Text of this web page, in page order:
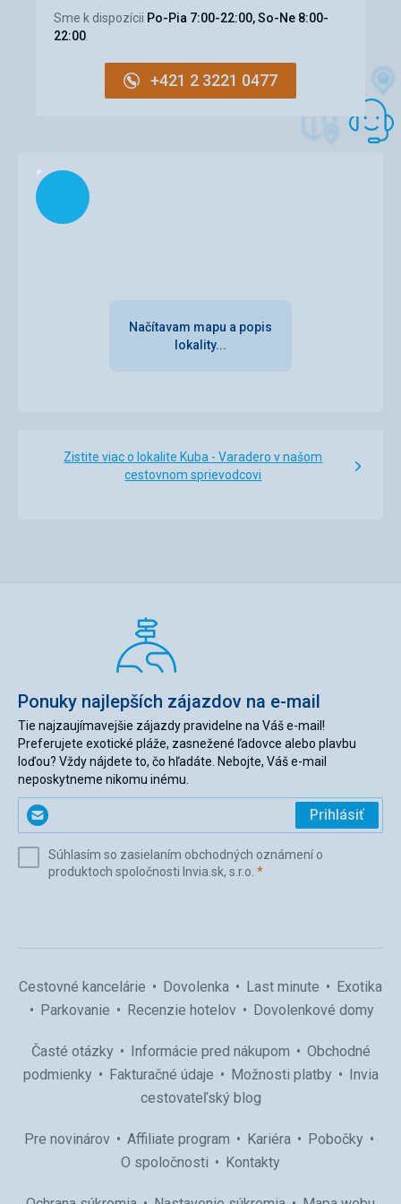
Pláž
Velmi slušný standard
Táto recenzia bola preložená automaticky pomocou
Sme k dispozícii Po-Pia 7:00-22:00, So-Ne 8:00-
22:00.
+421 2 3221 0477
Načítam
Načítavam mapu a popis
lokality...
Zistite viac o lokalite Kuba - Varadero v našom
cestovnom sprievodcovi
Ponuky najlepších zájazdov na e-mail
Tie najzaujímavejšie zájazdy pravidelne na Váš e-mail!
Preferujete exotické pláže, zasnežené ľadovce alebo plavbu
loďou? Vždy nájdete to, čo hľadáte. Nebojte, Váš e-mail
neposkytneme nikomu inému.
Zadajte
svoj
(povinné)
Prihlásiť
Súhlasím so zasielaním obchodných oznámení o
produktoch spoločnosti Invia.sk, s.r.o. *(povinné)
Cestovné kancelárie Dovolenka Last minute
Exotika
Parkovanie
Recenzie hotelov Dovolenkové domy
Časté otázky Informácie pred nákupom
Obchodné
podmienky
Fakturačné údaje Možnosti platby
Invia
cestovateľský blog
Pre novinárov Affiliate program Kariéra
Pobočky
O spoločnosti
Kontakty